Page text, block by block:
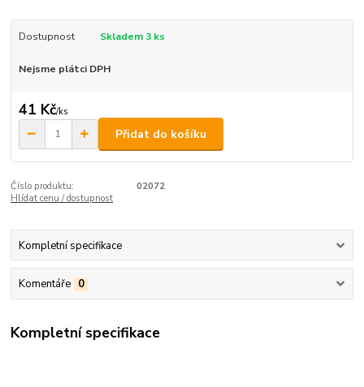
Dostupnost Skladem 3 ks
Nejsme plátci DPH
41 Kč/ks
Přidat do košíku
Číslo produktu:
02072
Hlídat cenu / dostupnost
Kompletní specifikace
Komentáře 0
Kompletní specifikace